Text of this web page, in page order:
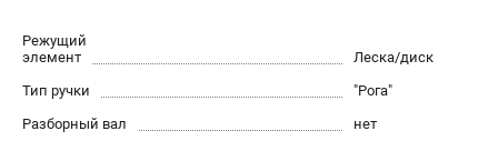
Режущий
элемент
Леска/диск
Тип ручки
"Рога"
Разборный вал
нет